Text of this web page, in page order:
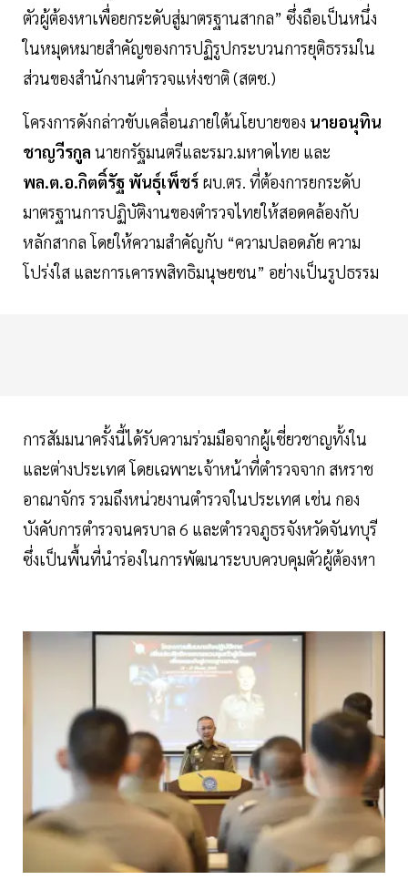
ตัวผู้ต้องหาเพื่อยกระดับสู่มาตรฐานสากล” ซึ่งถือเป็นหนึ่ง
ในหมุดหมายสำคัญของการปฏิรูปกระบวนการยุติธรรมใน
ส่วนของสำนักงานตำรวจแห่งชาติ (สตช.)
โครงการดังกล่าวขับเคลื่อนภายใต้นโยบายของ นายอนุทิน
ชาญวีรกูล นายกรัฐมนตรีและรมว.มหาดไทย และ
พล.ต.อ.กิตติ์รัฐ พันธุ์เพ็ชร์ ผบ.ตร. ที่ต้องการยกระดับ
มาตรฐานการปฏิบัติงานของตำรวจไทยให้สอดคล้องกับ
หลักสากล โดยให้ความสำคัญกับ “ความปลอดภัย ความ
โปร่งใส และการเคารพสิทธิมนุษยชน” อย่างเป็นรูปธรรม
การสัมมนาครั้งนี้ได้รับความร่วมมือจากผู้เชี่ยวชาญทั้งใน
และต่างประเทศ โดยเฉพาะเจ้าหน้าที่ตำรวจจาก สหราช
อาณาจักร รวมถึงหน่วยงานตำรวจในประเทศ เช่น กอง
บังคับการตำรวจนครบาล 6 และตำรวจภูธรจังหวัดจันทบุรี
ซึ่งเป็นพื้นที่นำร่องในการพัฒนาระบบควบคุมตัวผู้ต้องหา